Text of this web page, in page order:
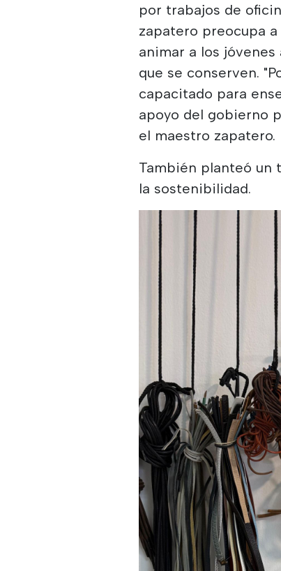
por trabajos de
zapatero preocupa
animar a los
que se conserven.
capacitado para
apoyo del gobierno
el maestro zapatero.
También planteó un
la sostenibilidad.